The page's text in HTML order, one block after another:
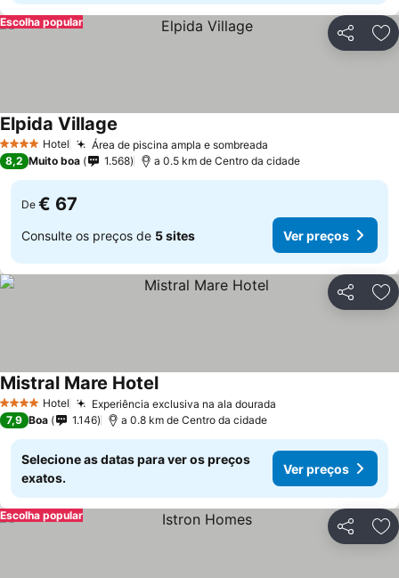
Partilhar
Escolha popular
4 EstrelasHotel Área de piscina ampla e sombreada
Elpida Village
8,2 Muito boa 1.568 a 0.5 km de Centro da cidade
De € 67
Consulte os preços de 5 sites Ver preços
Partilhar
4 EstrelasHotel Experiência exclusiva na ala dourada
Mistral Mare Hotel
7,9 Boa 1.146 a 0.8 km de Centro da cidade
Selecione as datas para ver os preços
exatos.
Ver preços
Partilhar
Escolha popular